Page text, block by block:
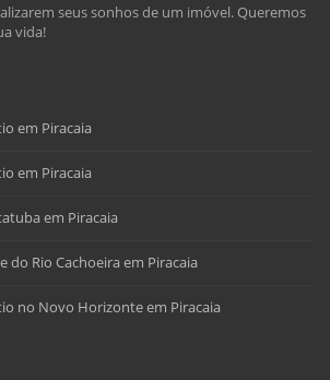
seus sonhos de um imóvel. Queremos
vida!
em Piracaia
em Piracaia
em Piracaia
do Rio Cachoeira em Piracaia
no Novo Horizonte em Piracaia